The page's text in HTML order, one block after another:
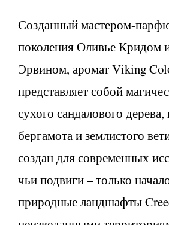
Созданный мастером-
поколения Оливье Кридом
Эрвином, аромат Viking
представляет собой
сухого сандалового
бергамота и землистого
создан для современных
чьи подвиги – только
природные ландшафты